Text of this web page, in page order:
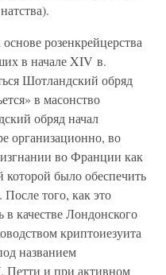
розенкрейцерства
в начале XIV в.
Шотландский обряд
в масонство
обряд начал
организационно, во
во Франции как
которой было обеспечить
того, как это
в качестве Лондонского
криптоиезуита
названием
Петти и при активном